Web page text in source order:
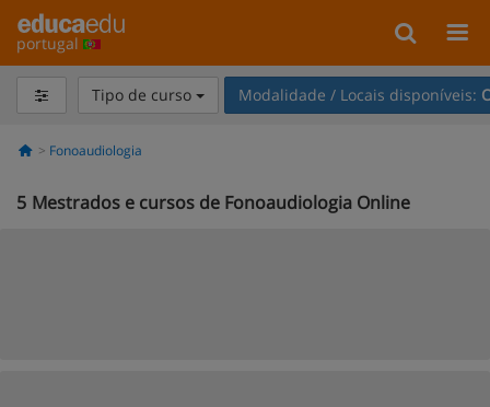
portugal
Tipo de curso Modalidade / Locais disponíveis:
Fonoaudiologia
5 Mestrados e cursos de Fonoaudiologia Online